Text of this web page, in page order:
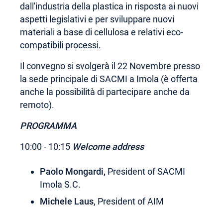
dall'industria della plastica in risposta ai nuovi
aspetti legislativi e per sviluppare nuovi
materiali a base di cellulosa e relativi eco-
compatibili processi.
Il convegno si svolgerà il 22 Novembre presso
la sede principale di SACMI a Imola (è offerta
anche la possibilità di partecipare anche da
remoto).
PROGRAMMA
10:00 - 10:15 Welcome address
Paolo Mongardi, President of SACMI
Imola S.C.
Michele Laus, President of AIM